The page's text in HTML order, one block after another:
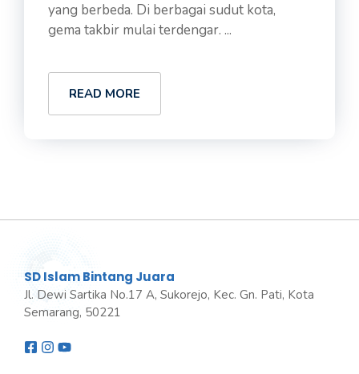
yang berbeda. Di berbagai sudut kota,
gema takbir mulai terdengar. ...
READ MORE
SD Islam Bintang Juara
Jl. Dewi Sartika No.17 A, Sukorejo, Kec. Gn. Pati, Kota
Semarang, 50221